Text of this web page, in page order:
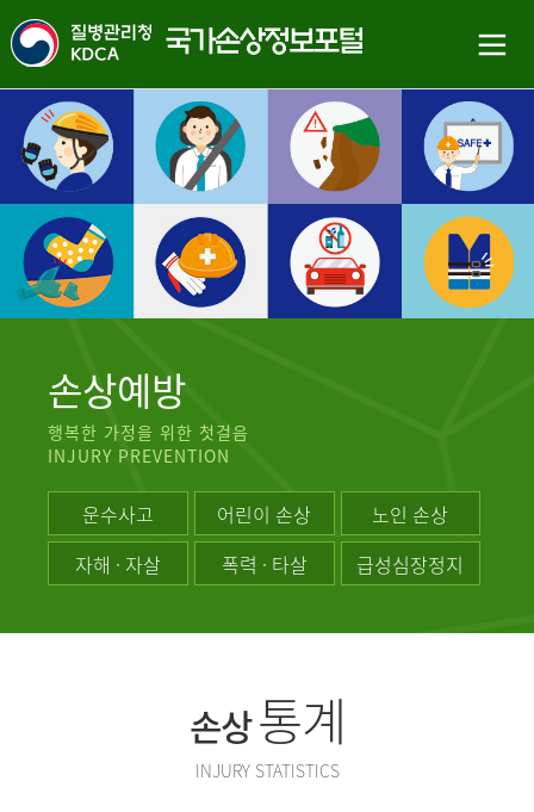
손상예방
행복한 가정을 위한 첫걸음
INJURY PREVENTION
운수사고 어린이 손상
노인 손상
자해 · 자살
폭력 · 타살 급성심장정지
손상통계
INJURY STATISTICS